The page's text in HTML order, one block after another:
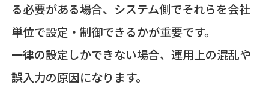
る必要がある場合、システム側でそれらを会社
単位で設定・制御できるかが重要です。
一律の設定しかできない場合、運用上の混乱や
誤入力の原因になります。